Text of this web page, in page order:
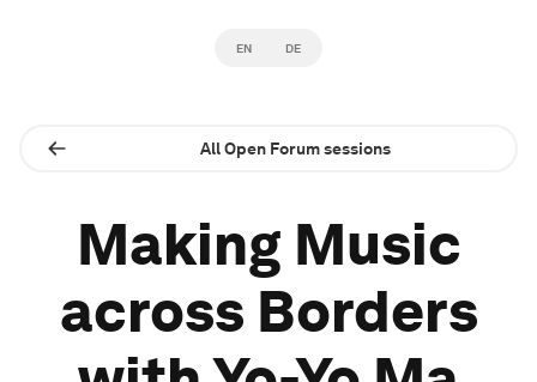
EN DE
All Open Forum sessions
Making Music
across Borders